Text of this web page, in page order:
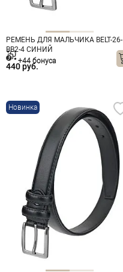
РЕМЕНЬ ДЛЯ МАЛЬЧИКА BELT-26-
BB2-4 СИНИЙ
440 руб.
+44 бонуса
Новинка